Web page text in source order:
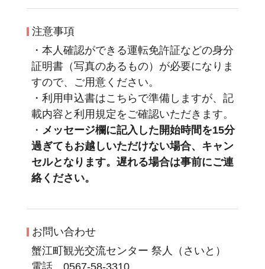
注意事項
・本人確認ができる運転免許証などの身分
証明書（写真のあるもの）が必要になりま
すので、ご用意ください。
・利用申込書はこちらで準備しますが、記
載内容と利用規定をご確認いただきます。
・ メッセージ欄に記入した開始時間を15分
過ぎてもお越しいただけない場合、キャン
セルとなります。遅れる場合は事前にご連
絡ください。
お問い合わせ
蟹江町観光交流センター 祭人（さいと）